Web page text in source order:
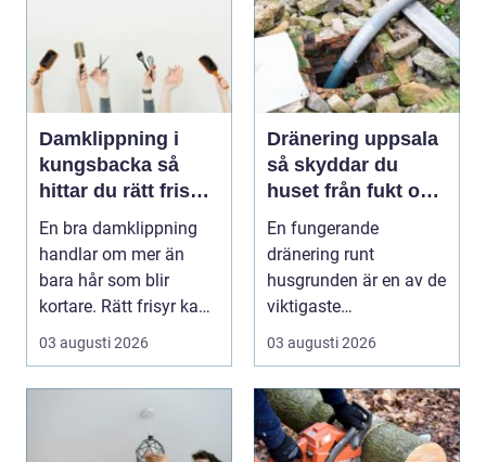
Damklippning i
kungsbacka så
hittar du rätt frisör
och stil
En bra damklippning
handlar om mer än
bara hår som blir
kortare. Rätt frisyr kan
förstärka ansiktsfo...
03 augusti 2026
Dränering uppsala
så skyddar du
huset från fukt och
mögel
En fungerande
dränering runt
husgrunden är en av de
viktigaste
förutsättningarna för
ett friskt hus....
03 augusti 2026